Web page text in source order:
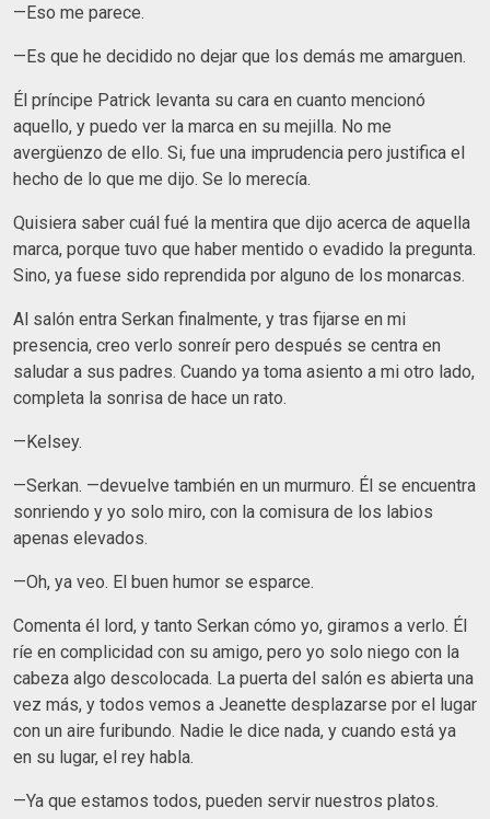
—Eso me parece.
—Es que he decidido no dejar que los demás me amarguen.
Él príncipe Patrick levanta su cara en cuanto mencionó
aquello, y puedo ver la marca en su mejilla. No me
avergüenzo de ello. Si, fue una imprudencia pero justifica el
hecho de lo que me dijo. Se lo merecía.
Quisiera saber cuál fué la mentira que dijo acerca de aquella
marca, porque tuvo que haber mentido o evadido la pregunta.
Sino, ya fuese sido reprendida por alguno de los monarcas.
Al salón entra Serkan finalmente, y tras fijarse en mi
presencia, creo verlo sonreír pero después se centra en
saludar a sus padres. Cuando ya toma asiento a mi otro lado,
completa la sonrisa de hace un rato.
—Kelsey.
—Serkan. —devuelve también en un murmuro. Él se encuentra
sonriendo y yo solo miro, con la comisura de los labios
apenas elevados.
—Oh, ya veo. El buen humor se esparce.
Comenta él lord, y tanto Serkan cómo yo, giramos a verlo. Él
ríe en complicidad con su amigo, pero yo solo niego con la
cabeza algo descolocada. La puerta del salón es abierta una
vez más, y todos vemos a Jeanette desplazarse por el lugar
con un aire furibundo. Nadie le dice nada, y cuando está ya
en su lugar, el rey habla.
—Ya que estamos todos, pueden servir nuestros platos.